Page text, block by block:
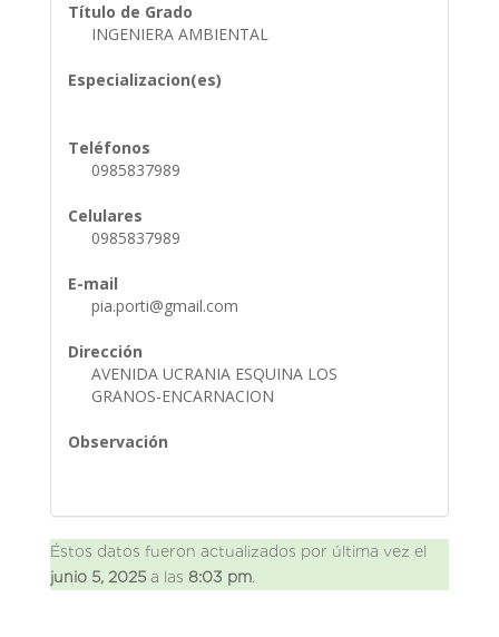
Título de Grado
INGENIERA AMBIENTAL
Especializacion(es)
Teléfonos
0985837989
Celulares
0985837989
E-mail
pia.porti@gmail.com
Dirección
AVENIDA UCRANIA ESQUINA LOS
GRANOS-ENCARNACION
Observación
Éstos datos fueron actualizados por última vez el
junio 5, 2025a las 8:03 pm.